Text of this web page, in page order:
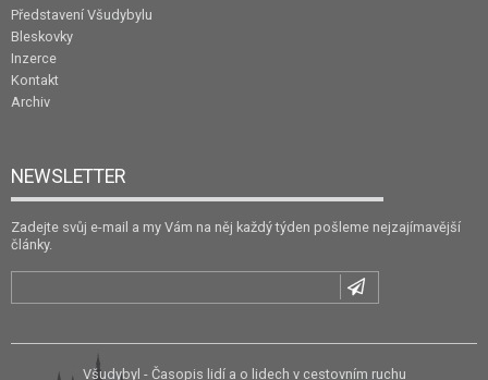
Představení Všudybylu
Bleskovky
Inzerce
Kontakt
Archiv
NEWSLETTER
Zadejte svůj e-mail a my Vám na něj každý týden pošleme nejzajímavější
články.
Všudybyl - Časopis lidí a o lidech v cestovním ruchu